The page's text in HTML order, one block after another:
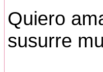
Quiero
susurre